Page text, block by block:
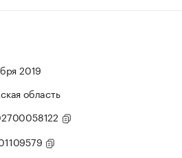
2019
область